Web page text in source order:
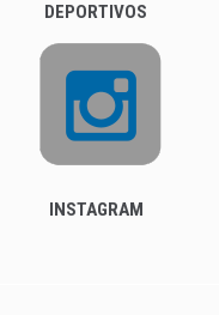
DEPORTIVOS
INSTAGRAM